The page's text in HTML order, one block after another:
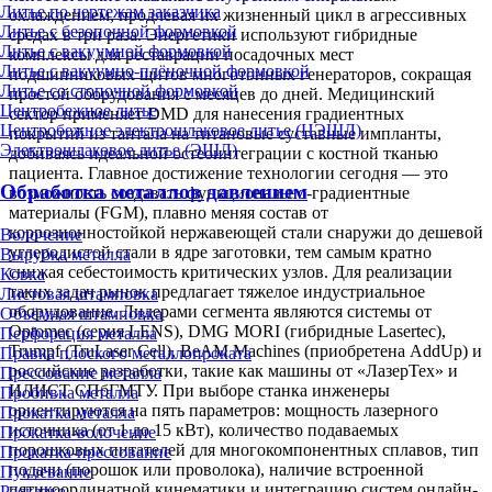
Литье по чертежам заказчика
Литье с безопочной формовкой
Литье с вакуумной формовкой
Литье с вакуумно-плёночной формовкой
Литье со стопочной формовкой
Центробежное литье
Центробежное электрошлаковое литье (ЦЭШЛ)
Электрошлаковое литье (ЭШЛ)
Обработка металлов давлением
Волочение
Вырубка металла
Ковка
Листовая штамповка
Объёмная штамповка
Перфорация металла
Правка плоского металлопроката
Прессование металла
Пробивка металла
Прокатка металла
Прокатка-волочение
Прокатка-прессование
Пуклевание
охлаждением, продлевая их жизненный цикл в агрессивных
средах в три раза. Энергетики используют гибридные
комплексы для реставрации посадочных мест
подшипниковых щитов многотонных генераторов, сокращая
простой оборудования с месяцев до дней. Медицинский
сектор применяет DMD для нанесения градиентных
покрытий из тантала на титановые суставные импланты,
добиваясь идеальной остеоинтеграции с костной тканью
пациента. Главное достижение технологии сегодня — это
возможность создавать функционально-градиентные
материалы (FGM), плавно меняя состав от
коррозионностойкой нержавеющей стали снаружи до дешевой
углеродистой стали в ядре заготовки, тем самым кратно
снижая себестоимость критических узлов. Для реализации
таких задач рынок предлагает тяжелое индустриальное
оборудование. Лидерами сегмента являются системы от
Optomec (серия LENS), DMG MORI (гибридные Lasertec),
Trumpf (TruLaser Cell), BeAM Machines (приобретена AddUp) и
российские разработки, такие как машины от «ЛазерТех» и
ИЛИСТ СПбГМТУ. При выборе станка инженеры
ориентируются на пять параметров: мощность лазерного
источника (от 1 до 15 кВт), количество подаваемых
порошковых питателей для многокомпонентных сплавов, тип
подачи (порошок или проволока), наличие встроенной